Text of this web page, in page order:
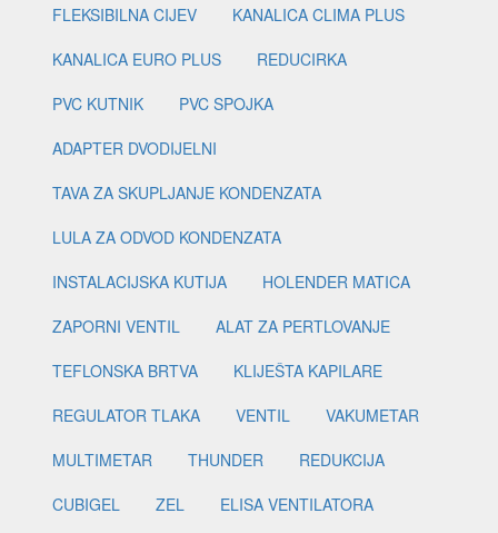
FLEKSIBILNA CIJEV
KANALICA CLIMA PLUS
KANALICA EURO PLUS
REDUCIRKA
PVC KUTNIK
PVC SPOJKA
ADAPTER DVODIJELNI
TAVA ZA SKUPLJANJE KONDENZATA
LULA ZA ODVOD KONDENZATA
INSTALACIJSKA KUTIJA
HOLENDER MATICA
ZAPORNI VENTIL
ALAT ZA PERTLOVANJE
TEFLONSKA BRTVA
KLIJEŠTA KAPILARE
REGULATOR TLAKA
VENTIL
VAKUMETAR
MULTIMETAR
THUNDER
REDUKCIJA
CUBIGEL
ZEL
ELISA VENTILATORA